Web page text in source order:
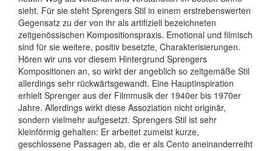
sieht. Für sie steht Sprengers Stil in einem erstrebenswerten
Gegensatz zu der von ihr als artifiziell bezeichneten
zeitgenössischen Kompositionspraxis. Emotional und filmisch
sind für sie weitere, positiv besetzte, Charakterisierungen.
Hören wir uns vor diesem Hintergrund Sprengers
Kompositionen an, so wirkt der angeblich so zeitgemäße Stil
allerdings sehr rückwärtsgewandt. Eine Hauptinspiration
erhielt Sprenger aus der Filmmusik der 1940er bis 1970er
Jahre. Allerdings wirkt diese Assoziation nicht originär,
sondern vielmehr aufgesetzt. Sprengers Stil ist sehr
kleinförmig gehalten: Er arbeitet zumeist kurze,
geschlossene Passagen ab, die er als Cento aneinanderreiht